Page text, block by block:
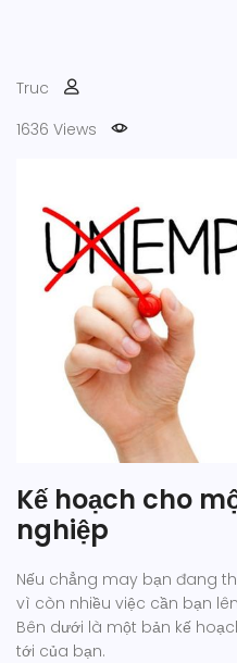
Truc
1636 Views
Kế hoạch cho
nghiệp
Nếu chẳng may bạn đang
vì còn nhiều việc cần bạn
Bên dưới là một bản kế
tới của bạn.